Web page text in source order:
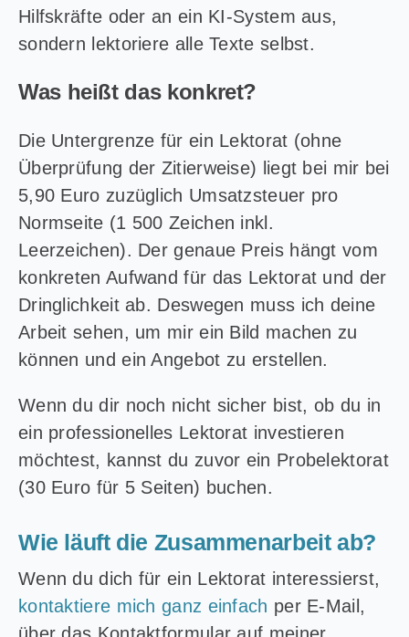
Hilfskräfte oder an ein KI-System aus,
sondern lektoriere alle Texte selbst.
Was heißt das konkret?
Die Untergrenze für ein Lektorat (ohne
Überprüfung der Zitierweise) liegt bei mir bei
5,90 Euro zuzüglich Umsatzsteuer pro
Normseite (1 500 Zeichen inkl.
Leerzeichen). Der genaue Preis hängt vom
konkreten Aufwand für das Lektorat und der
Dringlichkeit ab. Deswegen muss ich deine
Arbeit sehen, um mir ein Bild machen zu
können und ein Angebot zu erstellen.
Wenn du dir noch nicht sicher bist, ob du in
ein professionelles Lektorat investieren
möchtest, kannst du zuvor ein Probelektorat
(30 Euro für 5 Seiten) buchen.
Wie läuft die Zusammenarbeit ab?
Wenn du dich für ein Lektorat interessierst,
kontaktiere mich ganz einfach per E-Mail,